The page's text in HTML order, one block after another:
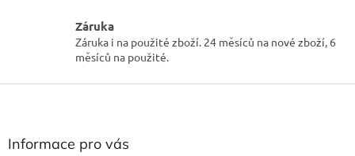
i
s
Záruka
Záruka i na použité zboží. 24 měsíců na nové zboží, 6
měsíců na použité.
Informace pro vás